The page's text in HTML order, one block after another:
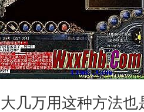
几万用这种方法也